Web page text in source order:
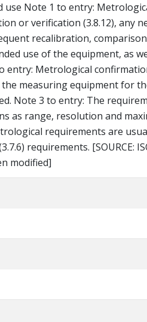
use Note 1 to entry:
or verification (3.8.12), any
recalibration,
use of the equipment, as
entry: Metrological
measuring equipment for
Note 3 to entry: The
as range, resolution and
requirements are
requirements. [SOURCE:
modified]